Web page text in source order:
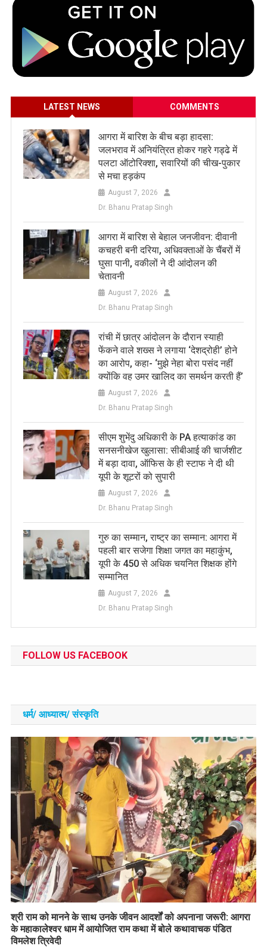
LATEST NEWS COMMENTS
आगरा में बारिश के बीच बड़ा हादसा:
जलभराव में अनियंत्रित होकर गहरे गड्ढे में
पलटा ऑटोरिक्शा, सवारियों की चीख-पुकार
से मचा हड़कंप
August 7, 2026
Dr. Bhanu Pratap Singh
आगरा में बारिश से बेहाल जनजीवन: दीवानी
कचहरी बनी दरिया, अधिवक्ताओं के चैंबरों में
घुसा पानी, वकीलों ने दी आंदोलन की
चेतावनी
August 7, 2026
Dr. Bhanu Pratap Singh
रांची में छात्र आंदोलन के दौरान स्याही
फेंकने वाले शख्स ने लगाया ‘देशद्रोही’ होने
का आरोप, कहा- ‘मुझे नेहा बोरा पसंद नहीं
क्योंकि वह उमर खालिद का समर्थन करती हैं’
August 7, 2026
Dr. Bhanu Pratap Singh
सीएम शुभेंदु अधिकारी के PA हत्याकांड का
सनसनीखेज खुलासा: सीबीआई की चार्जशीट
में बड़ा दावा, ऑफिस के ही स्टाफ ने दी थी
यूपी के शूटरों को सुपारी
August 7, 2026
Dr. Bhanu Pratap Singh
​गुरु का सम्मान, राष्ट्र का सम्मान: आगरा में
पहली बार सजेगा शिक्षा जगत का महाकुंभ,
यूपी के 450 से अधिक चयनित शिक्षक होंगे
सम्मानित
August 7, 2026
Dr. Bhanu Pratap Singh
FOLLOW US FACEBOOK
धर्म/ आध्‍यात्‍म/ संस्‍कृति
​श्री राम को मानने के साथ उनके जीवन आदर्शों को अपनाना जरूरी: आगरा
के महाकालेश्वर धाम में आयोजित राम कथा में बोले कथावाचक पंडित
विमलेश त्रिवेदी